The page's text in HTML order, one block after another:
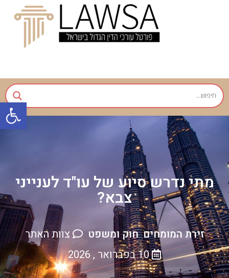
מתי נדרש סיוע של עו"ד לענייני
צבא?
זירת המומחים, חוק ומשפט
צוות האתר
10 בפברואר , 2026